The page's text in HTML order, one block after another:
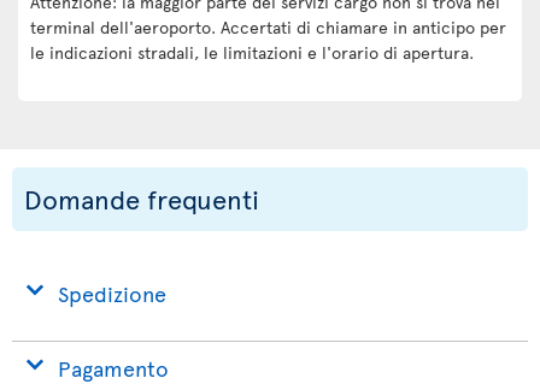
terminal dell'aeroporto. Accertati di chiamare in anticipo per
le indicazioni stradali, le limitazioni e l'orario di apertura.
Domande frequenti
Spedizione
Pagamento